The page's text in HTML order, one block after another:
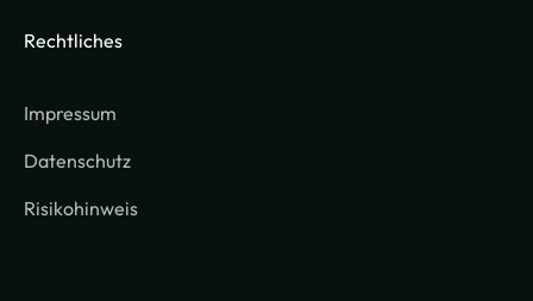
Rechtliches
Impressum
Datenschutz
Risikohinweis